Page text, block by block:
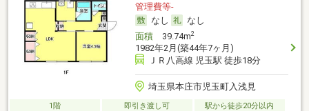
管理費等-
なし
なし
面積39.74m2
1982年2月(築44年7ヶ月)
ＪＲ八高線 児玉駅 徒歩18分
埼玉県本庄市児玉町入浅見
1階 即引き渡し可 駅から徒歩20分以内